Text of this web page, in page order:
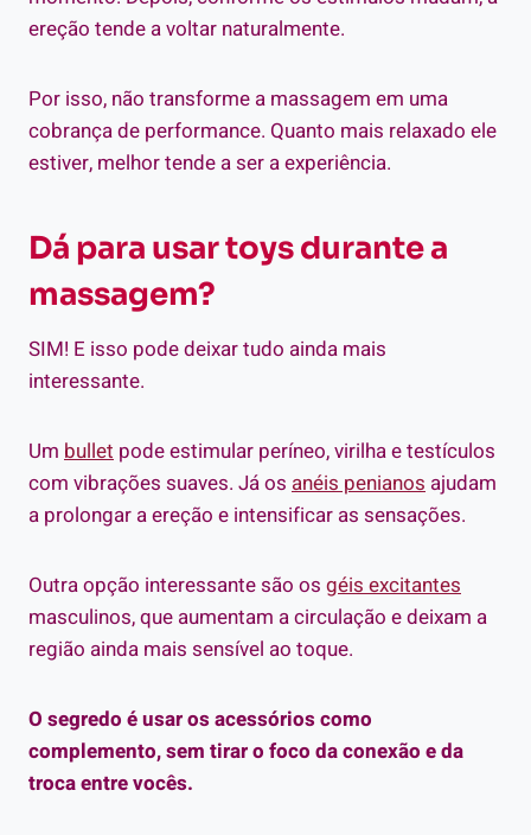
ereção tende a voltar naturalmente.
Por isso, não transforme a massagem em uma
cobrança de performance. Quanto mais relaxado ele
estiver, melhor tende a ser a experiência.
Dá para usar toys durante a
massagem?
SIM! E isso pode deixar tudo ainda mais
interessante.
Um bullet pode estimular períneo, virilha e testículos
com vibrações suaves. Já os anéis penianos ajudam
a prolongar a ereção e intensificar as sensações.
Outra opção interessante são os géis excitantes
masculinos, que aumentam a circulação e deixam a
região ainda mais sensível ao toque.
O segredo é usar os acessórios como
complemento, sem tirar o foco da conexão e da
troca entre vocês.